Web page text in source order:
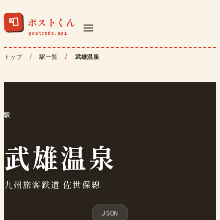
📮 ポストくん
トップ 駅一覧 武雄温泉
駅
武雄温泉
九州旅客鉄道 佐世保線
JSON